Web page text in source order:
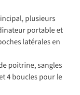
plusieurs
portable et
latérales en
poitrine, sangles
4 boucles pour le